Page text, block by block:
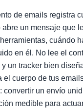
de emails registra
un mensaje que
cuándo
en él. No lee el
y un tracker bien
el cuerpo de tus
convertir un envío
medible para